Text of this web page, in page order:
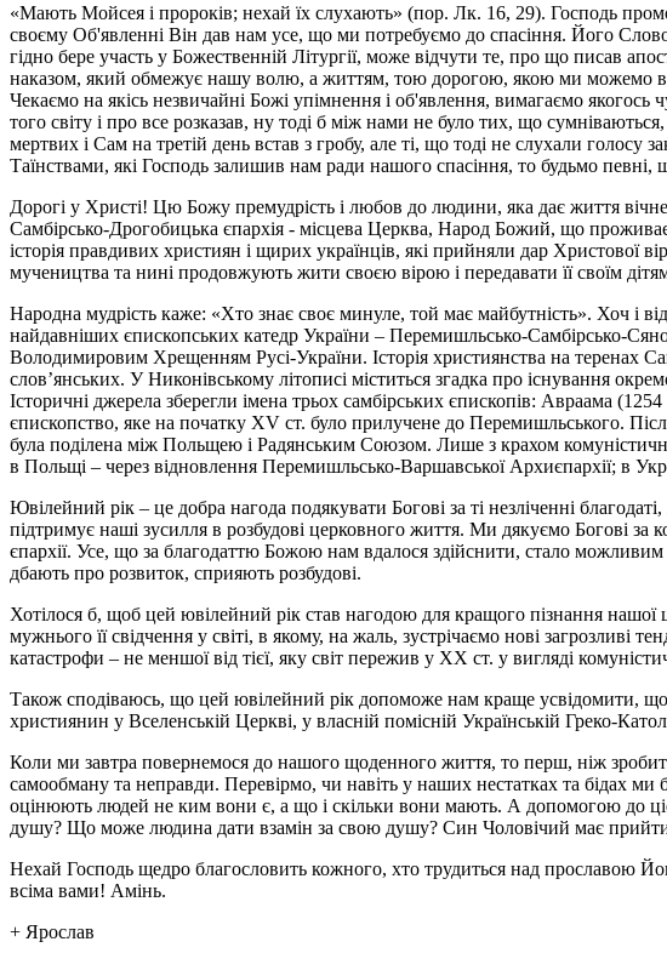
«Мають Мойсея і пророків; нехай їх слухають» (пор. Лк. 16, 29). Господь
своєму Об'явленні Він дав нам усе, що ми потребуємо до спасіння. Його
гідно бере участь у Боже­ственній Літургії, може відчути те, про що писав
нака­зом, який обмежує нашу волю, а життям, тою дорогою, якою ми можемо
Чекаємо на якісь незвичайні Божі упімнення і об'явлення, вимагаємо
того світу і про все розказав, ну тоді б між нами не було тих, що
мертвих і Сам на третій день встав з гробу, але ті, що тоді не слухали
Таїнствами, які Господь залишив нам ради нашого спасіння, то будьмо
Дорогі у Христі! Цю Божу премудрість і любов до людини, яка дає життя
Самбірсько-Дрогобицька єпархія - місцева Церква, Народ Божий, що
історія правдивих християн і щирих українців, які прийняли дар Христової
мучеництва та нині продовжують жити своєю вірою і передавати її своїм
Народна мудрість каже: «Хто знає своє минуле, той має майбутність». Хоч і
найдавніших єпископських катедр України – Перемишльсько-Самбірсько-
Володимировим Хрещенням Русі-України. Історія християнства на теренах
слов’янських. У Никонівському літописі міститься згадка про існування
Історичні джерела зберегли імена трьох самбірських єпископів: Авраама
єпископство, яке на початку XV ст. було прилучене до Перемишльського.
була поділена між Польщею і Радянським Союзом. Лише з крахом
в Польщі – через відновлення Перемишльсько-Варшавської Архиєпархії; в
Ювілейний рік – це добра нагода подякувати Богові за ті незліченні
підтримує наші зусилля в розбудові церковного життя. Ми дякуємо Богові
єпархії. Усе, що за благодаттю Божою нам вдалося здійснити, стало
дбають про розвиток, сприяють розбудові.
Хотілося б, щоб цей ювілейний рік став нагодою для кращого пізнання
мужнього її свідчення у світі, в якому, на жаль, зустрічаємо нові
катастрофи – не меншої від тієї, яку світ пережив у ХХ ст. у вигляді
Також сподіваюсь, що цей ювілейний рік допоможе нам краще усвідомити, що
християнин у Вселенській Церкві, у власній помісній Українській Греко-
Коли ми завтра повернемося до нашого щоденного життя, то перш, ніж
самообману та неправди. Перевірмо, чи навіть у наших нестатках та бідах
оцінюють людей не ким вони є, а що і скільки вони мають. А допомогою до
душу? Що може людина дати взамін за свою душу? Син Чоловічий має прийти
Нехай Господь щедро благословить кожного, хто трудиться над прославою
всіма вами! Амінь.
+ Ярослав